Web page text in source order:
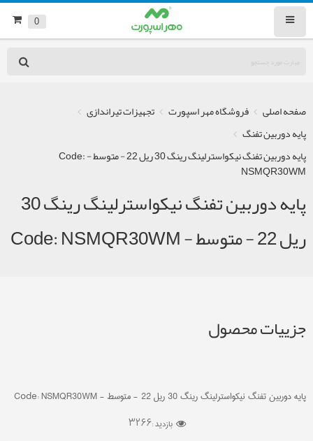
0
صفحه اصلی فروشگاه مهر اسپورت
تجهیزات تیراندازی
پایه دوربین تفنگ
پایه دوربین تفنگ نیکواسترلینگ رینگ 30 ریل 22 - متوسط - Code:
NSMQR30WM
پایه دوربین تفنگ نیکواسترلینگ رینگ 30
ریل 22 - متوسط - Code: NSMQR30WM
جزییات محصول
پایه دوربین تفنگ نیکواسترلینگ رینگ 30 ریل 22 - متوسط - Code: NSMQR30WM
بازدید :3266